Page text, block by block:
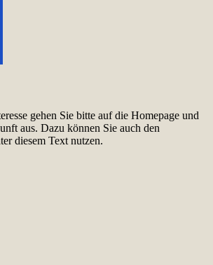
gehen Sie bitte auf die Homepage und
aus. Dazu können Sie auch den
diesem Text nutzen.